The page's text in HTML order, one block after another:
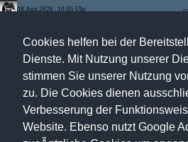
Cookies helfen bei der
Dienste. Mit Nutzung unserer
stimmen Sie unserer Nutzung
zu. Die Cookies dienen
Verbesserung der
Website. Ebenso nutzt Google
08.Aug.2026 , 10:05 Uhr